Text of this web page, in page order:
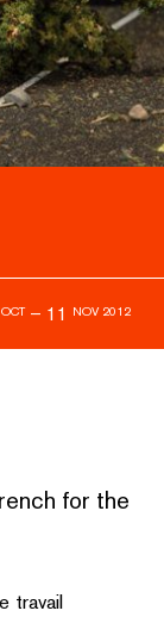
OCT – 11 NOV 2012
for the
travail